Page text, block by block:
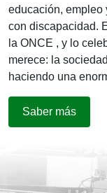
educación, empleo
con discapacidad.
la ONCE , y lo
merece: la
haciendo una
Saber más